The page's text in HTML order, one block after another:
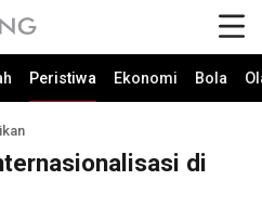
Peristiwa Ekonomi Bola
di